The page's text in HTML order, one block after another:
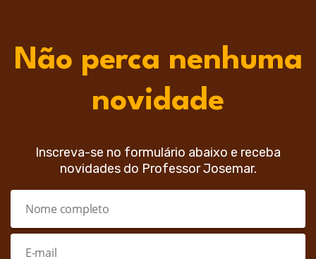
Não perca nenhuma
novidade
Inscreva-se no formulário abaixo e receba
novidades do Professor Josemar.